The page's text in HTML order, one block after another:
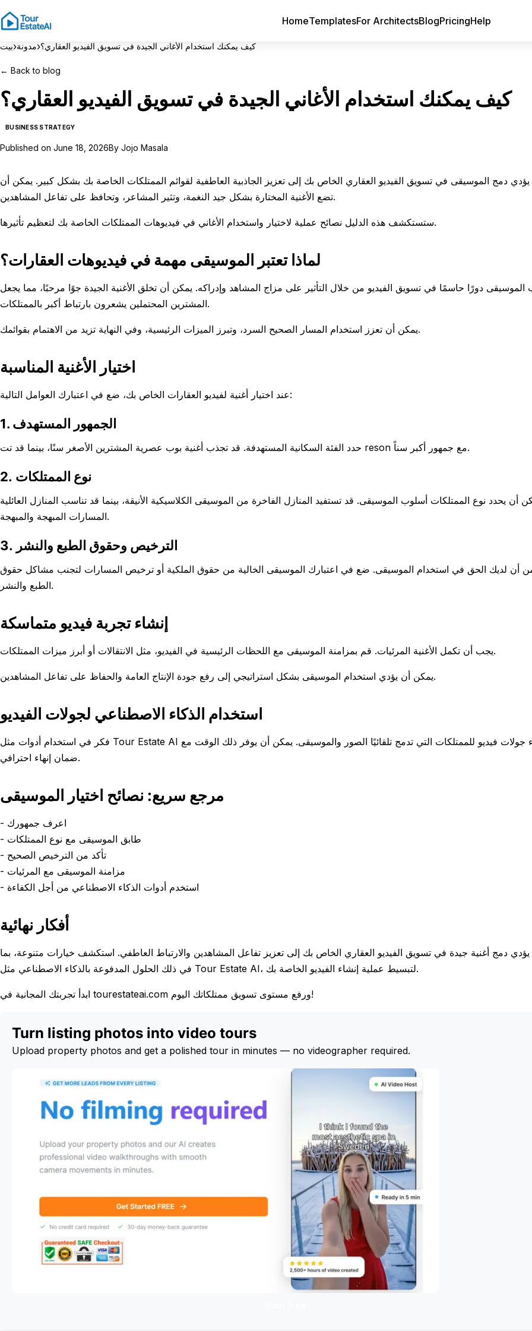
HomeTemplatesFor ArchitectsBlogPricingHelp
بيت›مدونة›كيف يمكنك استخدام الأغاني الجيدة في تسويق الفيديو العقاري؟
← Back to blog
كيف يمكنك استخدام الأغاني الجيدة في تسويق الفيديو العقاري؟
BUSINESS STRATEGY
Published on June 18, 2026By Jojo Masala
دمج الموسيقى في تسويق الفيديو العقاري الخاص بك إلى تعزيز الجاذبية العاطفية لقوائم الممتلكات الخاصة بك بشكل كبير. يمكن أن
تضع الأغنية المختارة بشكل جيد النغمة، وتثير المشاعر، وتحافظ على تفاعل المشاهدين.
ستستكشف هذه الدليل نصائح عملية لاختيار واستخدام الأغاني في فيديوهات الممتلكات الخاصة بك لتعظيم تأثيرها.
لماذا تعتبر الموسيقى مهمة في فيديوهات العقارات؟
الموسيقى دورًا حاسمًا في تسويق الفيديو من خلال التأثير على مزاج المشاهد وإدراكه. يمكن أن تخلق الأغنية الجيدة جوًا مرحبًا، مما يجعل
المشترين المحتملين يشعرون بارتباط أكبر بالممتلكات.
يمكن أن تعزز استخدام المسار الصحيح السرد، وتبرز الميزات الرئيسية، وفي النهاية تزيد من الاهتمام بقوائمك.
اختيار الأغنية المناسبة
عند اختيار أغنية لفيديو العقارات الخاص بك، ضع في اعتبارك العوامل التالية:
1. الجمهور المستهدف
حدد الفئة السكانية المستهدفة. قد تجذب أغنية بوب عصرية المشترين الأصغر سنًا، بينما قد تت reson مع جمهور أكبر سناً.
2. نوع الممتلكات
أن يحدد نوع الممتلكات أسلوب الموسيقى. قد تستفيد المنازل الفاخرة من الموسيقى الكلاسيكية الأنيقة، بينما قد تناسب المنازل العائلية
المسارات المبهجة والمبهجة.
3. الترخيص وحقوق الطبع والنشر
أن لديك الحق في استخدام الموسيقى. ضع في اعتبارك الموسيقى الخالية من حقوق الملكية أو ترخيص المسارات لتجنب مشاكل حقوق
الطبع والنشر.
إنشاء تجربة فيديو متماسكة
يجب أن تكمل الأغنية المرئيات. قم بمزامنة الموسيقى مع اللحظات الرئيسية في الفيديو، مثل الانتقالات أو أبرز ميزات الممتلكات.
يمكن أن يؤدي استخدام الموسيقى بشكل استراتيجي إلى رفع جودة الإنتاج العامة والحفاظ على تفاعل المشاهدين.
استخدام الذكاء الاصطناعي لجولات الفيديو
فكر في استخدام أدوات مثل Tour Estate AI لإنشاء جولات فيديو للممتلكات التي تدمج تلقائيًا الصور والموسيقى. يمكن أن يوفر ذلك الوقت مع
ضمان إنهاء احترافي.
مرجع سريع: نصائح اختيار الموسيقى
- اعرف جمهورك
- طابق الموسيقى مع نوع الممتلكات
- تأكد من الترخيص الصحيح
- مزامنة الموسيقى مع المرئيات
- استخدم أدوات الذكاء الاصطناعي من أجل الكفاءة
أفكار نهائية
دمج أغنية جيدة في تسويق الفيديو العقاري الخاص بك إلى تعزيز تفاعل المشاهدين والارتباط العاطفي. استكشف خيارات متنوعة، بما
في ذلك الحلول المدفوعة بالذكاء الاصطناعي مثل Tour Estate AI، لتبسيط عملية إنشاء الفيديو الخاصة بك.
ابدأ تجربتك المجانية في tourestateai.com ورفع مستوى تسويق ممتلكاتك اليوم!
Turn listing photos into video tours
Upload property photos and get a polished tour in minutes — no videographer required.